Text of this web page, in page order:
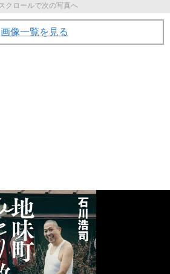
クロールで次の写真へ
画像一覧を見る